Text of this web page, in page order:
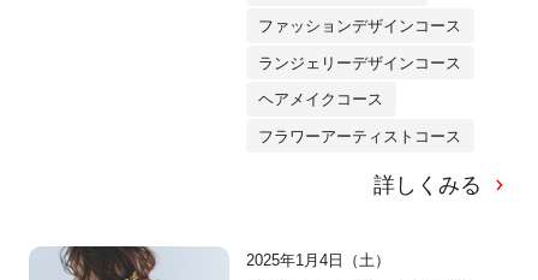
ファッションデザインコース
ランジェリーデザインコース
ヘアメイクコース
フラワーアーティストコース
詳しくみる
2025年1月4日（土）